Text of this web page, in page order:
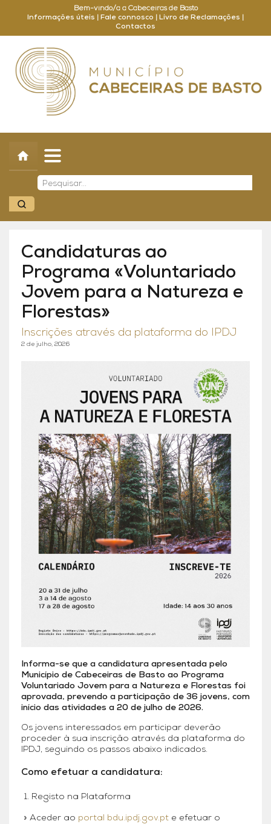
Bem-vindo/a a Cabeceiras de Basto
Informações úteis
Fale connosco Livro de Reclamações
Contactos
Concelho
Município
Turismo
Cultura
Outros
Balcão Online
Candidaturas ao
Programa «Voluntariado
Jovem para a Natureza e
Florestas»
Inscrições através da plataforma do IPDJ
2 de julho, 2026
Informa-se que a candidatura apresentada pelo
Município de Cabeceiras de Basto ao Programa
Voluntariado Jovem para a Natureza e Florestas foi
aprovada, prevendo a participação de 36 jovens, com
início das atividades a 20 de julho de 2026.
Os jovens interessados em participar deverão
proceder à sua inscrição através da plataforma do
IPDJ, seguindo os passos abaixo indicados.
Como efetuar a candidatura:
1. Registo na Plataforma
Aceder ao portal bdu.ipdj.gov.pt e efetuar o